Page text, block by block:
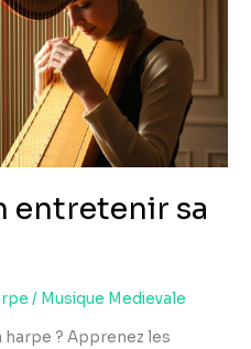
entretenir sa
/ Musique Medievale
? Apprenez les